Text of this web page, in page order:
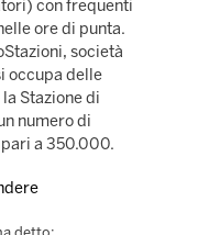
con frequenti
ore di punta.
società
occupa delle
Stazione di
numero di
a 350.000.